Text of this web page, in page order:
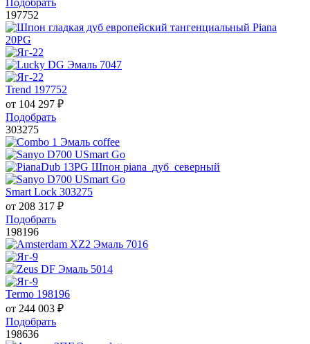
Подобрать
197752
Trend 197752
от 104 297 ₽
Подобрать
303275
Smart Lock 303275
от 208 317 ₽
Подобрать
198196
Termo 198196
от 244 003 ₽
Подобрать
198636